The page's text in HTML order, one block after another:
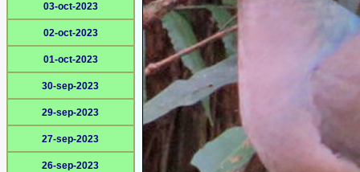
03-oct-2023
02-oct-2023
01-oct-2023
30-sep-2023
29-sep-2023
27-sep-2023
26-sep-2023